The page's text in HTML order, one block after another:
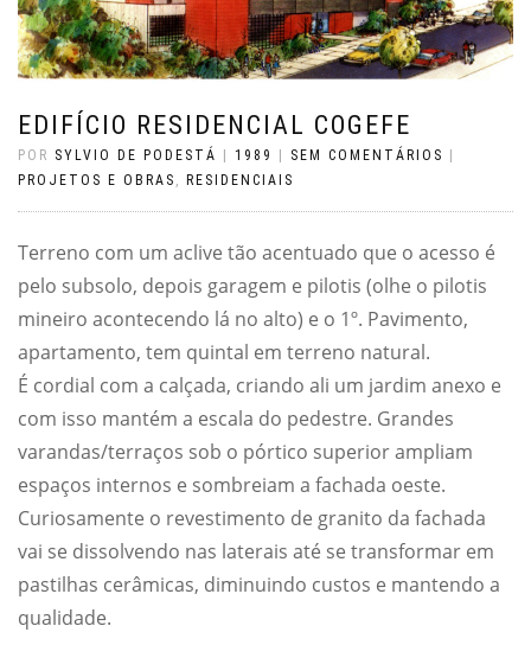
EDIFÍCIO RESIDENCIAL COGEFE
POR SYLVIO DE PODESTÁ | 1989 | SEM COMENTÁRIOS |
PROJETOS E OBRAS
RESIDENCIAIS
Terreno com um aclive tão acentuado que o acesso é
pelo subsolo, depois garagem e pilotis (olhe o pilotis
mineiro acontecendo lá no alto) e o 1º. Pavimento,
apartamento, tem quintal em terreno natural.
É cordial com a calçada, criando ali um jardim anexo e
com isso mantém a escala do pedestre. Grandes
varandas/terraços sob o pórtico superior ampliam
espaços internos e sombreiam a fachada oeste.
Curiosamente o revestimento de granito da fachada
vai se dissolvendo nas laterais até se transformar em
pastilhas cerâmicas, diminuindo custos e mantendo a
qualidade.